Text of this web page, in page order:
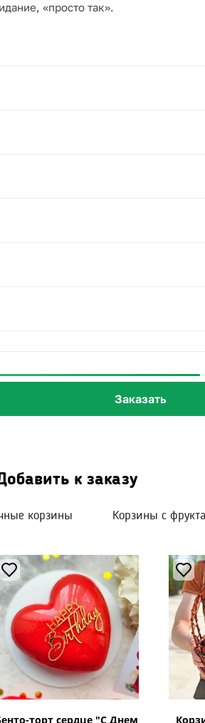
«просто так».
Заказать
к заказу
корзины Корзины с
торт сердце "С Днем